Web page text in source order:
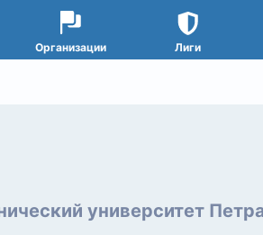
Организации Лиги
университет